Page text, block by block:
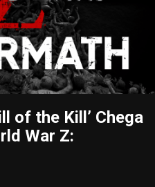
of the Kill’ Chega
War Z: